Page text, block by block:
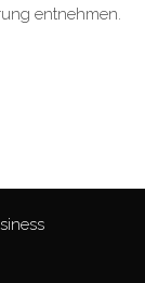
entnehmen.